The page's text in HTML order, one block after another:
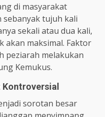
di masyarakat
tujuh kali
sekali atau dua kali,
akan maksimal. Faktor
peziarah melakukan
Kemukus.
sorotan besar